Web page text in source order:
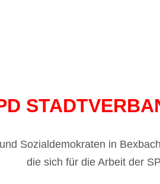
Sozialdemokraten in
die sich für die Arbeit der